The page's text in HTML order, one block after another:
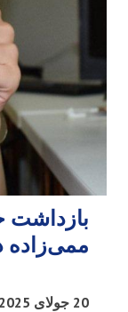
بازداشت
ممی‌زاده
20 جولای 2025 19:25